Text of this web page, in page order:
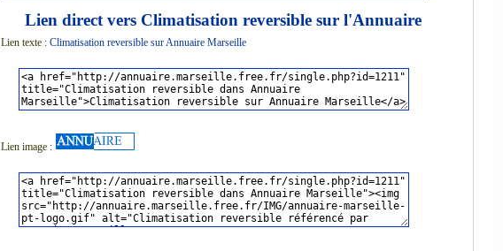
Lien direct vers Climatisation reversible sur l'Annuaire
Lien texte : Climatisation reversible sur Annuaire Marseille
Lien image :